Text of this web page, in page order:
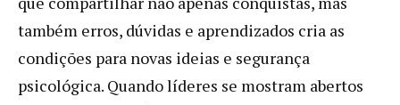
também erros, dúvidas e aprendizados cria as
condições para novas ideias e segurança
psicológica. Quando líderes se mostram abertos